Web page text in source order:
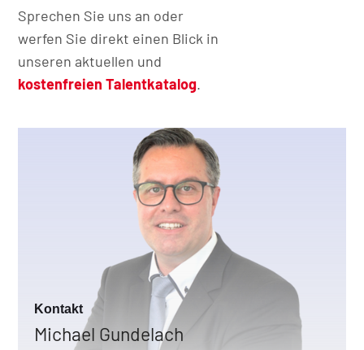
Sprechen Sie uns an oder
werfen Sie direkt einen Blick in
unseren aktuellen und
kostenfreien Talentkatalog.
Michael Gundelach
Director Customer Relations
E-Mail:Gundelach@steinbeis-
Kontakt